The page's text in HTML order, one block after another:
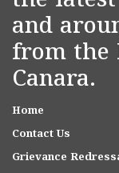
and
from the
Canara.
Home
Contact Us
Grievance